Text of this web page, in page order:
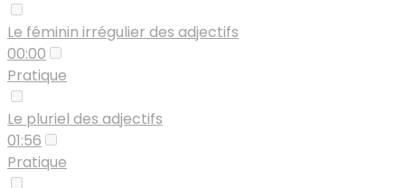
Le féminin irrégulier des adjectifs
00:00
Pratique
Le pluriel des adjectifs
01:56
Pratique